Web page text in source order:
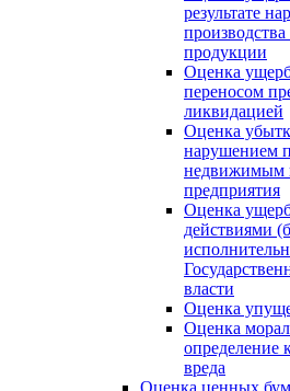
результате
продукции
Оценка
переносом
ликвидацией
Оценка
нарушением
недвижимым
предприятия
Оценка
действиями
власти
Оценка
Оценка
определение
вреда